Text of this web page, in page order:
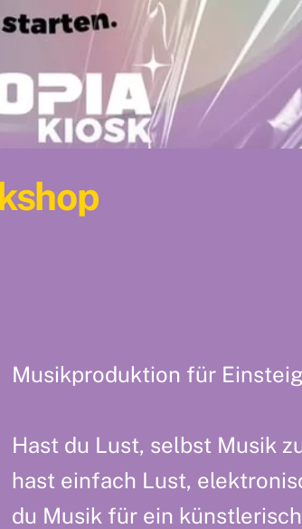
Musikproduktion für
Hast du Lust, selbst Musik
hast einfach Lust,
du Musik für ein